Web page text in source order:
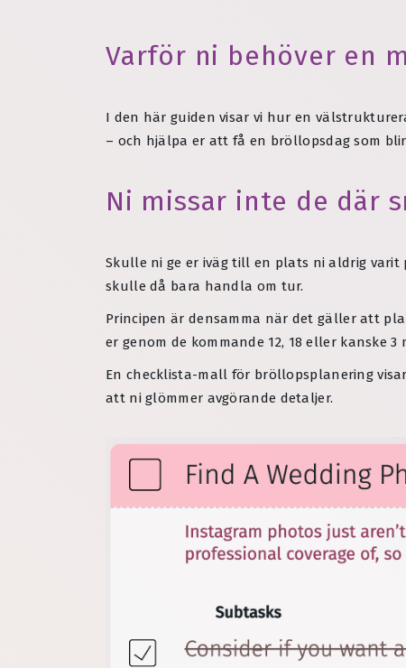
Varför ni behöver en
I den här guiden visar vi hur en
– och hjälpa er att få en bröllopsdag som
Ni missar inte de där
Skulle ni ge er iväg till en plats ni aldrig
skulle då bara handla om tur.
Principen är densamma när det gäller att
er genom de kommande 12, 18 eller kanske
En checklista-mall för bröllopsplanering
att ni glömmer avgörande detaljer.